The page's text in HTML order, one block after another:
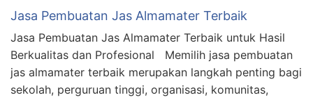
Jasa Pembuatan Jas Almamater Terbaik
Jasa Pembuatan Jas Almamater Terbaik untuk Hasil
Berkualitas dan Profesional Memilih jasa pembuatan
jas almamater terbaik merupakan langkah penting bagi
sekolah, perguruan tinggi, organisasi, komunitas,